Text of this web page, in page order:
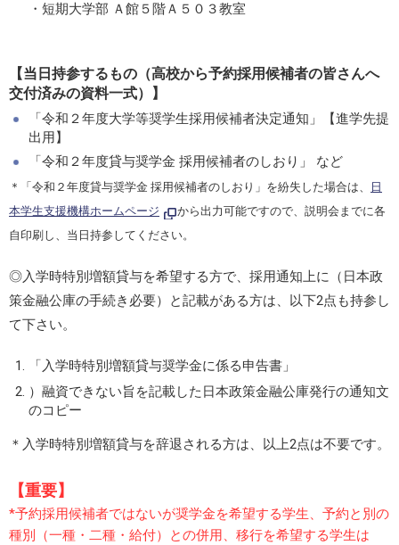
・短期大学部 Ａ館５階Ａ５０３教室
【当日持参するもの（高校から予約採用候補者の皆さんへ
交付済みの資料一式）】
「令和２年度大学等奨学生採用候補者決定通知」【進学先提
出用】
「令和２年度貸与奨学金 採用候補者のしおり」 など
＊「令和２年度貸与奨学金 採用候補者のしおり」を紛失した場合は、
日
本学生支援機構ホームページ
から出力可能ですので、説明会までに各
自印刷し、当日持参してください。
◎入学時特別増額貸与を希望する方で、採用通知上に（日本政
策金融公庫の手続き必要）と記載がある方は、以下2点も持参し
て下さい。
「入学時特別増額貸与奨学金に係る申告書」
）融資できない旨を記載した日本政策金融公庫発行の通知文
のコピー
＊入学時特別増額貸与を辞退される方は、以上2点は不要です。
【重要】
*予約採用候補者ではないが奨学金を希望する学生、予約と別の
種別（一種・二種・給付）との併用、移行を希望する学生は